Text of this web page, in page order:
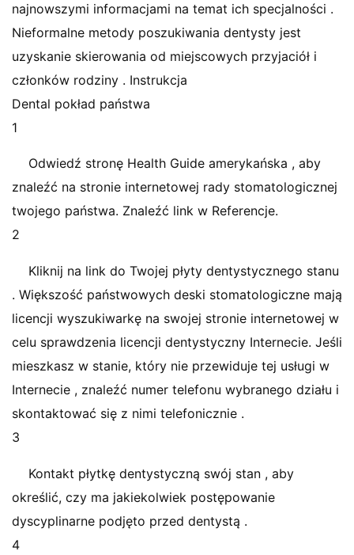
najnowszymi informacjami na temat ich specjalności .
Nieformalne metody poszukiwania dentysty jest
uzyskanie skierowania od miejscowych przyjaciół i
członków rodziny . Instrukcja
Dental pokład państwa
1
Odwiedź stronę Health Guide amerykańska , aby
znaleźć na stronie internetowej rady stomatologicznej
twojego państwa. Znaleźć link w Referencje.
2
Kliknij na link do Twojej płyty dentystycznego stanu
. Większość państwowych deski stomatologiczne mają
licencji wyszukiwarkę na swojej stronie internetowej w
celu sprawdzenia licencji dentystyczny Internecie. Jeśli
mieszkasz w stanie, który nie przewiduje tej usługi w
Internecie , znaleźć numer telefonu wybranego działu i
skontaktować się z nimi telefonicznie .
3
Kontakt płytkę dentystyczną swój stan , aby
określić, czy ma jakiekolwiek postępowanie
dyscyplinarne podjęto przed dentystą .
4